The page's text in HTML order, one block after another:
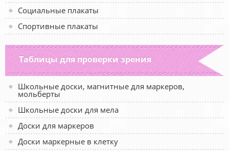
Социальные плакаты
Спортивные плакаты
Таблицы для проверки зрения
Школьные доски, магнитные для маркеров,
мольберты
Школьные доски для мела
Доски для маркеров
Доски маркерные в клетку